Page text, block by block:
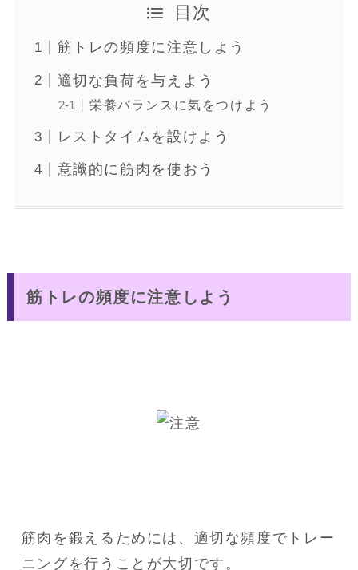
目次
筋トレの頻度に注意しよう
適切な負荷を与えよう
栄養バランスに気をつけよう
レストタイムを設けよう
意識的に筋肉を使おう
筋トレの頻度に注意しよう
筋肉を鍛えるためには、適切な頻度でトレー
ニングを行うことが大切です。